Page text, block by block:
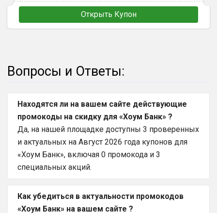
Открыть Купон
Вопросы и Ответы:
Находятся ли на вашем сайте действующие
промокоды на скидку для «Хоум Банк» ?
Да, на нашей площадке доступны 3 проверенных
и актуальных на Август 2026 года купонов для
«Хоум Банк», включая 0 промокода и 3
специальных акций.
Как убедиться в актуальности промокодов
«Хоум Банк» на вашем сайте ?